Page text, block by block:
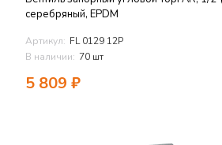
серебряный, EPDM
Артикул: FL 0129 12P
В наличии: 70 шт
5 809 ₽